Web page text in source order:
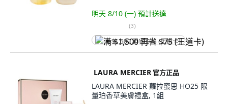
明天 8/10 (一) 預計送達
(3)
满 $1,500 再省 $75 (王道卡)
LAURA MERCIER 官方正品
LAURA MERCIER 蘿拉蜜思 HO25 限
量珀香草美膚禮盒, 1組